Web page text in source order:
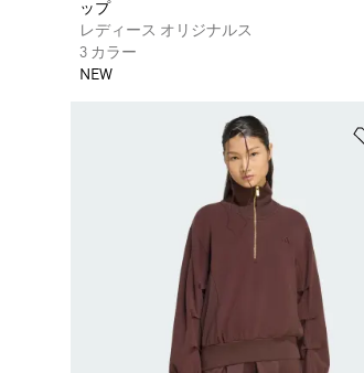
ップ
レディース オリジナルス
3 カラー
NEW